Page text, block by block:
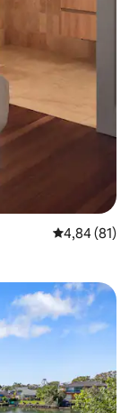
4,84 (81)